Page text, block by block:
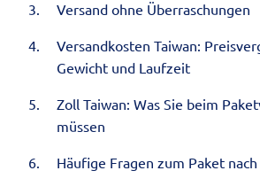
Versand ohne Überraschungen
Versandkosten Taiwan:
Gewicht und Laufzeit
Zoll Taiwan: Was Sie beim
müssen
Häufige Fragen zum Paket nach